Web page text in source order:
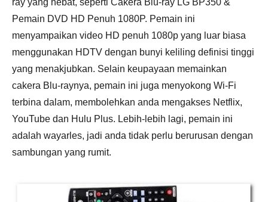
Pemain DVD HD Penuh 1080P. Pemain ini
menyampaikan video HD penuh 1080p yang luar biasa
menggunakan HDTV dengan bunyi keliling definisi tinggi
yang menakjubkan. Selain keupayaan memainkan
cakera Blu-raynya, pemain ini juga menyokong Wi-Fi
terbina dalam, membolehkan anda mengakses Netflix,
YouTube dan Hulu Plus. Lebih-lebih lagi, pemain ini
adalah wayarles, jadi anda tidak perlu berurusan dengan
sambungan yang rumit.